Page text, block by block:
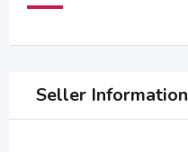
Seller Information